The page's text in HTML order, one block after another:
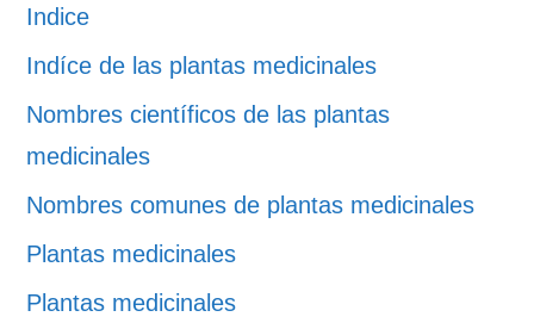
Indice
Indíce de las plantas medicinales
Nombres científicos de las plantas
medicinales
Nombres comunes de plantas medicinales
Plantas medicinales
Plantas medicinales